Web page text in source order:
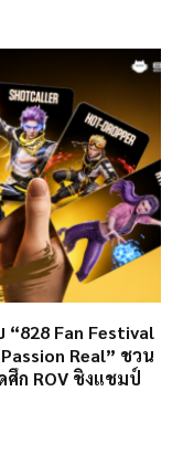
Fan Festival
Real” ชวน
ศึก ROV ชิงแชมป์